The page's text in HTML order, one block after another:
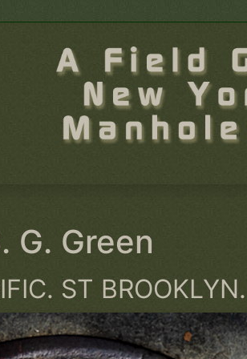
G. Green
ST